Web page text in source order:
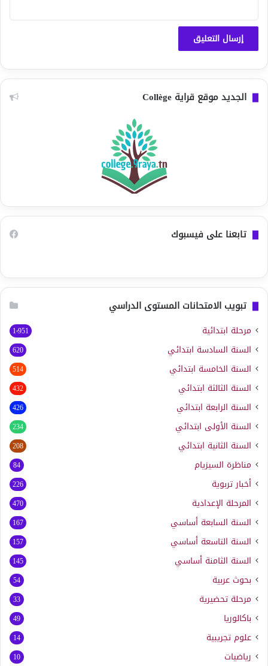
الجديد موقع قراية Collège
تابعنا على فيسبوك
تبويب الامتحانات المستوى الدراسي
مرحلة ابتدائية 1٬951
السنة السادسة ابتدائي 620
السنة الخامسة ابتدائي 514
السنة الثالثة ابتدائي 432
السنة الرابعة ابتدائي 426
السنة الأولى ابتدائي 234
السنة الثانية ابتدائي 208
مناظرة السيزيام 84
أخبار تربوية 226
المرحلة الإعدادية 470
السنة السابعة أساسي 167
السنة التاسعة أساسي 157
السنة الثامنة أساسي 145
بحوث عربية 54
مرحلة تحضيرية 33
باكالوريا 49
علوم تجريبية 14
رياضيات 10